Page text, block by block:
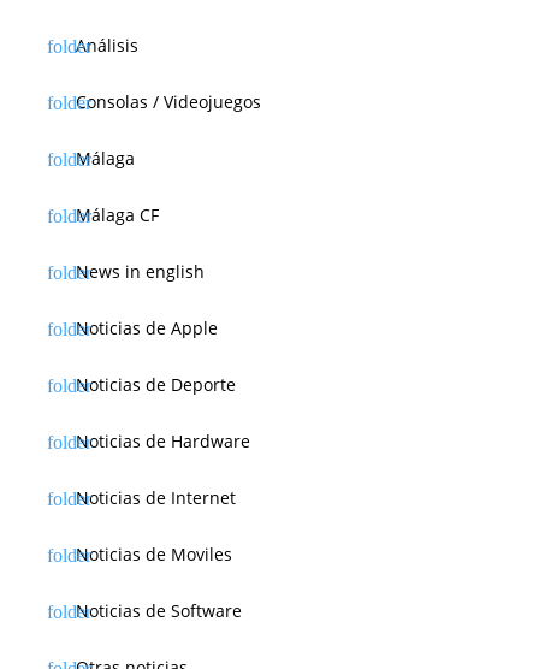
Análisis
Consolas / Videojuegos
Málaga
Málaga CF
News in english
Noticias de Apple
Noticias de Deporte
Noticias de Hardware
Noticias de Internet
Noticias de Moviles
Noticias de Software